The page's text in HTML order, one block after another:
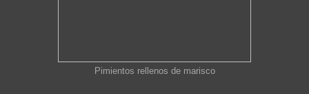
Pimientos rellenos de marisco